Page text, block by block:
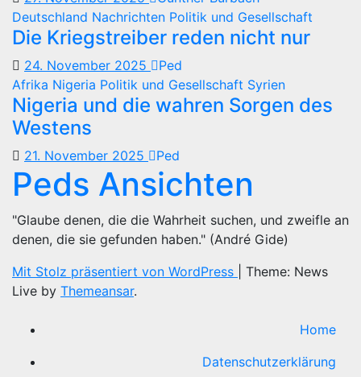
Deutschland Nachrichten Politik und Gesellschaft
Die Kriegstreiber reden nicht nur
24. November 2025
Ped
Afrika Nigeria Politik und Gesellschaft Syrien
Nigeria und die wahren Sorgen des
Westens
21. November 2025 Ped
Peds Ansichten
"Glaube denen, die die Wahrheit suchen, und zweifle an
denen, die sie gefunden haben." (André Gide)
Mit Stolz präsentiert von WordPress
Theme: News
Live by Themeansar.
Home
Datenschutzerklärung